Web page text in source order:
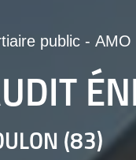
public - AMO
(83)